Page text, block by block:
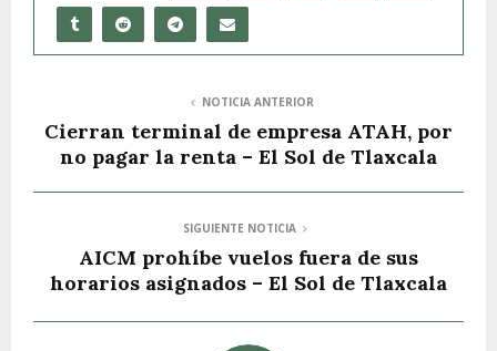
NOTICIA ANTERIOR
Cierran terminal de empresa ATAH, por
no pagar la renta – El Sol de Tlaxcala
SIGUIENTE NOTICIA
AICM prohíbe vuelos fuera de sus
horarios asignados – El Sol de Tlaxcala